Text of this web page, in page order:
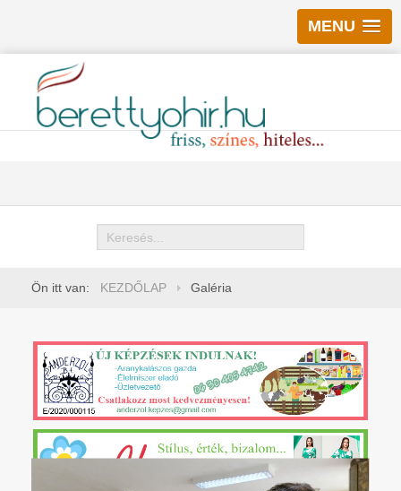
MENU
Keresés
Ön itt van: KEZDŐLAP Galéria